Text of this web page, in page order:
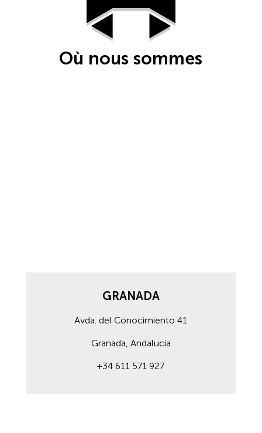
Où nous sommes
GRANADA
Avda. del Conocimiento 41
Granada, Andalucía
+34 611 571 927